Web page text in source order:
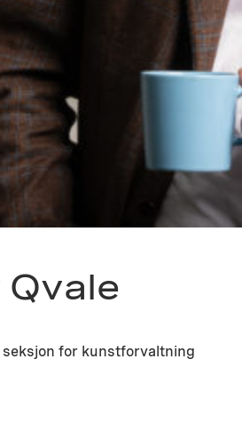
seksjon for kunstforvaltning